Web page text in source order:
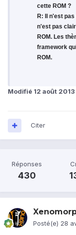
cette ROM ?
R: Il n'est
n'est pas
ROM. Les
framework
ROM.
Modifié 12 août 2013
Citer
Réponses
430
Posté(e) 28